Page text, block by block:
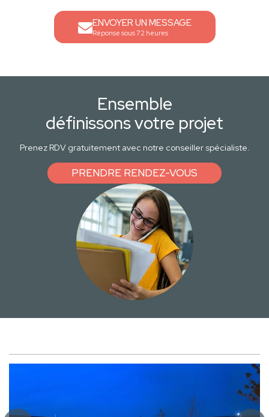
ENVOYER UN MESSAGE
Réponse sous 72 heures
Ensemble
définissons votre projet
Prenez RDV gratuitement avec notre conseiller spécialiste.
PRENDRE RENDEZ-VOUS